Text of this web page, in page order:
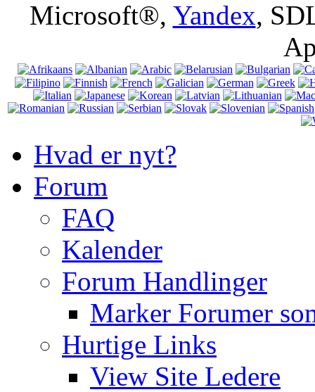
Microsoft®, Yandex,
Hvad er nyt?
Forum
FAQ
Kalender
Forum Handlinger
Marker Forumer
Hurtige Links
View Site Ledere